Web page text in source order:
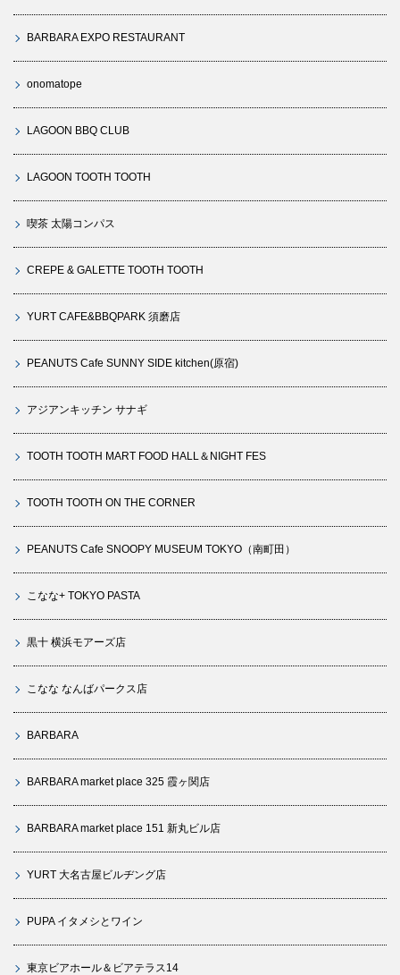
BARBARA EXPO RESTAURANT
onomatope
LAGOON BBQ CLUB
LAGOON TOOTH TOOTH
喫茶 太陽コンパス
CREPE & GALETTE TOOTH TOOTH
YURT CAFE&BBQPARK 須磨店
PEANUTS Cafe SUNNY SIDE kitchen(原宿)
アジアンキッチン サナギ
TOOTH TOOTH MART FOOD HALL＆NIGHT FES
TOOTH TOOTH ON THE CORNER
PEANUTS Cafe SNOOPY MUSEUM TOKYO（南町田）
こなな+ TOKYO PASTA
黒十 横浜モアーズ店
こなな なんばパークス店
BARBARA
BARBARA market place 325 霞ヶ関店
BARBARA market place 151 新丸ビル店
YURT 大名古屋ビルヂング店
PUPA イタメシとワイン
東京ビアホール＆ビアテラス14